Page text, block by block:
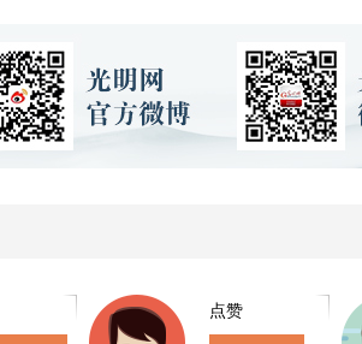
点赞